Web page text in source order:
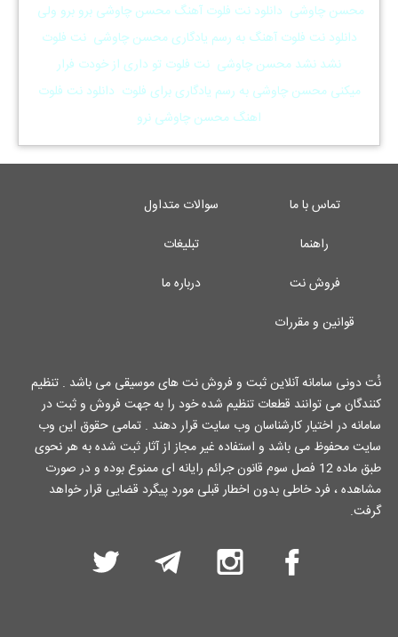
محسن چاوشی دانلود نت فلوت آهنگ محسن چاوشی برو برو ولی
دانلود نت فلوت آهنگ به رسم یادگاری محسن چاوشی نت فلوت
نشد نشد محسن چاوشی نت فلوت تو داری از خودت فرار
میکنی محسن چاوشی به رسم یادگاری برای فلوت دانلود نت فلوت
اهنگ محسن چاوشی نرو
تماس با ما
سوالات متداول
راهنما
تبلیغات
فروش نت
درباره ما
قوانین و مقررات
نُت دونی سامانه آنلاین ثبت و فروش نت های موسیقی می باشد . تنظیم
کنندگان می توانند قطعات تنظیم شده خود را به جهت فروش و ثبت در
سامانه در اختیار کارشناسان وب سایت قرار دهند . تمامی حقوق این وب
سایت محفوظ می باشد و استفاده غیر مجاز از آثار ثبت شده به هر نحوی
طبق ماده 12 فصل سوم قانون جرائم رایانه ای ممنوع بوده و در صورت
مشاهده ، فرد خاطی بدون اخطار قبلی مورد پیگرد قضایی قرار خواهد
گرفت.